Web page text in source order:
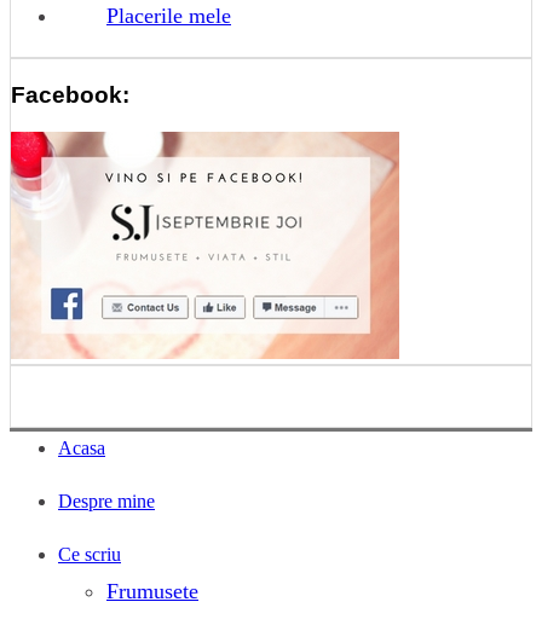
Placerile mele
Facebook:
Acasa
Despre mine
Ce scriu
Frumusete